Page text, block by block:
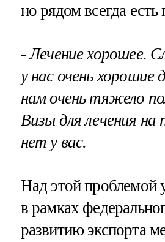
но рядом всегда есть
- Лечение хорошее.
у нас очень
нам очень тяжело
Визы для лечения на
нет у вас.
Над этой проблемой
в рамках
развитию экспорта